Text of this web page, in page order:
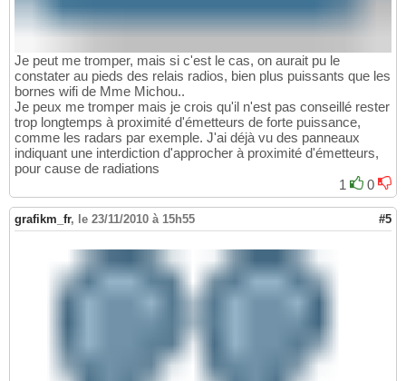
Je peut me tromper, mais si c'est le cas, on aurait pu le
constater au pieds des relais radios, bien plus puissants que les
bornes wifi de Mme Michou..
Je peux me tromper mais je crois qu'il n'est pas conseillé rester
trop longtemps à proximité d'émetteurs de forte puissance,
comme les radars par exemple. J'ai déjà vu des panneaux
indiquant une interdiction d'approcher à proximité d'émetteurs,
pour cause de radiations
1
0
grafikm_fr, le 23/11/2010 à 15h55 #5